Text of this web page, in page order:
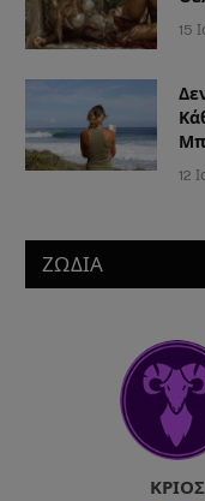
15
12
ΖΩΔΙΑ
ΚΡΙΌΣ